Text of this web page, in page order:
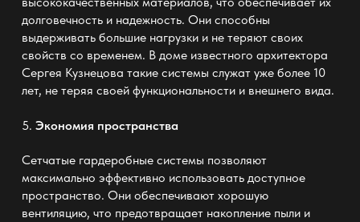
долговечность и надежность. Они способны
выдерживать большие нагрузки и не теряют своих
свойств со временем. В доме известного архитектора
Сергея Кузнецова такие системы служат уже более 10
лет, не теряя своей функциональности и внешнего вида.
5. Экономия пространства
Сетчатые гардеробные системы позволяют
максимально эффективно использовать доступное
пространство. Они обеспечивают хорошую
вентиляцию, что предотвращает накопление пыли и